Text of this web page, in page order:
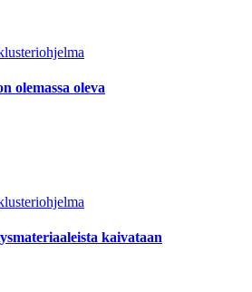
olemassa oleva
kaivataan